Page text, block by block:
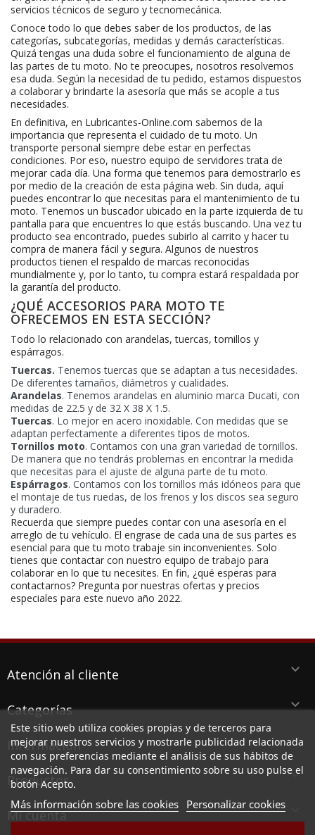
servicios técnicos de seguro y tecnomecánica.
Conoce todo lo que debes saber de los productos, de las
categorías, subcategorías, medidas y demás características.
Quizá tengas una duda sobre el funcionamiento de alguna de
las partes de tu moto. No te preocupes, nosotros resolvemos
esa duda. Según la necesidad de tu pedido, estamos dispuestos
a colaborar y brindarte la asesoría que más se acople a tus
necesidades.
En definitiva, en Lubricantes-Online.com sabemos de la
importancia que representa el cuidado de tu moto. Un
transporte personal siempre debe estar en perfectas
condiciones. Por eso, nuestro equipo de servidores trata de
mejorar cada día. Una forma que tenemos para demostrarlo es
por medio de la creación de esta página web. Sin duda, aquí
puedes encontrar lo que necesitas para el mantenimiento de tu
moto. Tenemos un buscador ubicado en la parte izquierda de tu
pantalla para que encuentres lo que estás buscando. Una vez tu
producto sea encontrado, puedes subirlo al carrito y hacer tu
compra de manera fácil y segura. Algunos de nuestros
productos tienen el respaldo de marcas reconocidas
mundialmente y, por lo tanto, tu compra estará respaldada por
la garantía del producto.
¿QUÉ ACCESORIOS PARA MOTO TE
OFRECEMOS EN ESTA SECCIÓN?
Todo lo relacionado con arandelas, tuercas, tornillos y
espárragos.
Tuercas. Tenemos tuercas que se adaptan a tus necesidades.
De diferentes tamaños, diámetros y cualidades.
Arandelas. Tenemos arandelas en aluminio marca Ducati, con
medidas de 22.5 y de 32 X 38 X 1.5.
Tuercas. Lo mejor en acero inoxidable. Con medidas que se
adaptan perfectamente a diferentes tipos de motos.
Tornillos moto. Contamos con una gran variedad de tornillos.
De manera que no tendrás problemas en encontrar la medida
que necesitas para el ajuste de alguna parte de tu moto.
Espárragos. Contamos con los tornillos más idóneos para que
el montaje de tus ruedas, de los frenos y los discos sea seguro
y duradero.
Recuerda que siempre puedes contar con una asesoría en el
arreglo de tu vehículo. El engrase de cada una de sus partes es
esencial para que tu moto trabaje sin inconvenientes. Solo
tienes que contactar con nuestro equipo de trabajo para
colaborar en lo que tu necesites. En fin, ¿qué esperas para
contactarnos? Pregunta por nuestras ofertas y precios
especiales para este nuevo año 2022.
Atención al cliente keyboard_arrow_down
Categorías keyboard_arrow_down
Información keyboard_arrow_down
Productos keyboard_arrow_down
Mi cuenta
Este sitio web utiliza cookies propias y de terceros para
mejorar nuestros servicios y mostrarle publicidad relacionada
con sus preferencias mediante el análisis de sus hábitos de
navegación. Para dar su consentimiento sobre su uso pulse el
botón Acepto.
Más información sobre las cookies Personalizar cookies